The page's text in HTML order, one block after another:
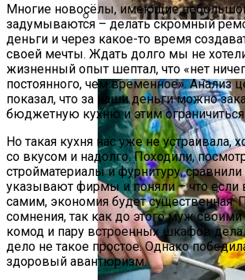
Как Прорастить Канны
Фото Инструкция
Многие новосёлы, имеющие
задумываются – делать скромный
деньги и через какое-то время
своей мечты. Ждать долго мы не
жизненный опыт шептал, что «нет
постоянного, чем временное». Анализ
показал, что за наши деньги можно
бюджетную кухню и этим ограничиться.
Но такая кухня нас уже не устраивала,
со вкусом и надолго. Походили,
стройматериалы и фурнитуру,
указывают фирмы и поняли – что если
самим, экономия будет существенная.
сомнения, так как до этого муж
комод и пару встроенных шкафов
дело не такое простое. Однако
здоровый авантюризм.